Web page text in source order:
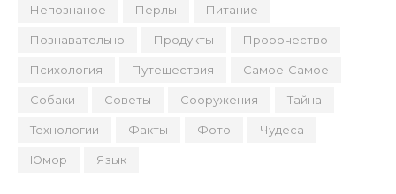
Непознаное Перлы Питание
Познавательно Продукты Пророчество
Психология Путешествия Самое-Самое
Собаки Советы Сооружения Тайна
Технологии Факты Фото Чудеса
Юмор Язык